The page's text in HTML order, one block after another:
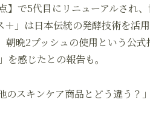
】で5代目にリニューアルされ
」は日本伝統の発酵技術を活
晩2プッシュの使用という公
感じたとの報告も。
のスキンケア商品とどう違う？